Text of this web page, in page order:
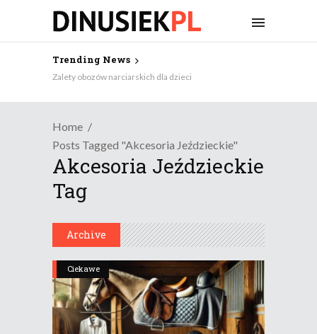
Trending News
Zalety obozów narciarskich dla dzieci
Home
Posts Tagged "akcesoria Jeździeckie"
Akcesoria Jeździeckie
Tag
Archive
Ciekawe